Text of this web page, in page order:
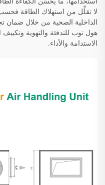
لا تقلِّل من استهلاك الطاقة
الداخلية الصحية من خلال ضمان
الاستدامة والأداء.